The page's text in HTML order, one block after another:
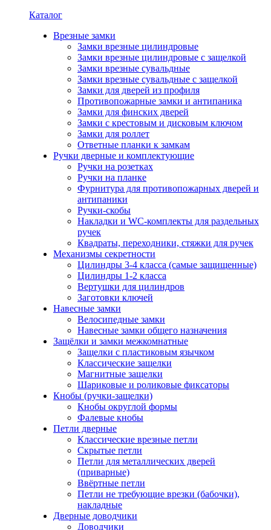
Каталог
Врезные замки
Замки врезные цилиндровые
Замки врезные цилиндровые с защелкой
Замки врезные сувальдные
Замки врезные сувальдные с защелкой
Замки для дверей из профиля
Противопожарные замки и антипаника
Замки для финских дверей
Замки с крестовым и дисковым ключом
Замки для роллет
Ответные планки к замкам
Ручки дверные и комплектующие
Ручки на розетках
Ручки на планке
Фурнитура для противопожарных дверей и
антипаники
Ручки-скобы
Накладки и WC-комплекты для раздельных
ручек
Квадраты, переходники, стяжки для ручек
Механизмы секретности
Цилиндры 3-4 класса (самые защищенные)
Цилиндры 1-2 класса
Вертушки для цилиндров
Заготовки ключей
Навесные замки
Велосипедные замки
Навесные замки общего назначения
Защёлки и замки межкомнатные
Защелки с пластиковым язычком
Классические защелки
Магнитные защелки
Шариковые и роликовые фиксаторы
Кнобы (ручки-защелки)
Кнобы округлой формы
Фалевые кнобы
Петли дверные
Классические врезные петли
Скрытые петли
Петли для металлических дверей
(приварные)
Ввёртные петли
Петли не требующие врезки (бабочки),
накладные
Дверные доводчики
Доводчики